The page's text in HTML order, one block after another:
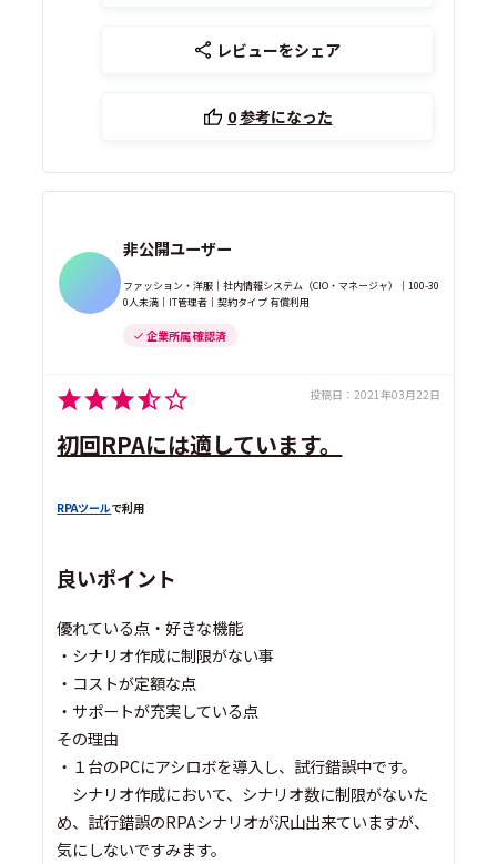
レビューをシェア
0参考になった
非公開ユーザー
ファッション・洋服｜社内情報システム（CIO・マネージャ）｜100-30
0人未満｜IT管理者｜契約タイプ 有償利用
企業所属 確認済
投稿日： 2021年03月22日
初回RPAには適しています。
RPAツールで利用
良いポイント
優れている点・好きな機能
・シナリオ作成に制限がない事
・コストが定額な点
・サポートが充実している点
その理由
・１台のPCにアシロボを導入し、試行錯誤中です。
シナリオ作成において、シナリオ数に制限がないた
め、試行錯誤のRPAシナリオが沢山出来ていますが、
気にしないですみます。